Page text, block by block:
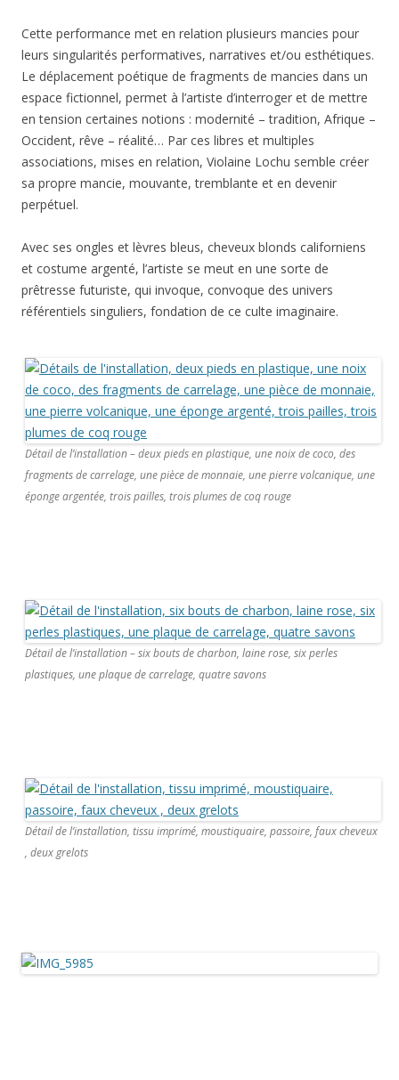
Cette performance met en relation plusieurs mancies pour
leurs singularités performatives, narratives et/ou esthétiques.
Le déplacement poétique de fragments de mancies dans un
espace fictionnel, permet à l’artiste d’interroger et de mettre
en tension certaines notions : modernité – tradition, Afrique –
Occident, rêve – réalité… Par ces libres et multiples
associations, mises en relation, Violaine Lochu semble créer
sa propre mancie, mouvante, tremblante et en devenir
perpétuel.
Avec ses ongles et lèvres bleus, cheveux blonds californiens
et costume argenté, l’artiste se meut en une sorte de
prêtresse futuriste, qui invoque, convoque des univers
référentiels singuliers, fondation de ce culte imaginaire.
Détail de l’installation – deux pieds en plastique, une noix de coco, des
fragments de carrelage, une pièce de monnaie, une pierre volcanique, une
éponge argentée, trois pailles, trois plumes de coq rouge
Détail de l’installation – six bouts de charbon, laine rose, six perles
plastiques, une plaque de carrelage, quatre savons
Détail de l’installation, tissu imprimé, moustiquaire, passoire, faux cheveux
, deux grelots